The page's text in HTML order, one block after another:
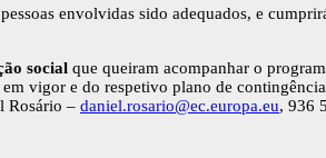
envolvidas sido adequados, e
social que queiram acompanhar o
vigor e do respetivo plano de
Rosário – daniel.rosario@ec.europa.eu, 936